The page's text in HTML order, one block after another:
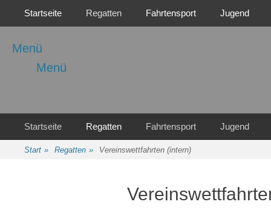
Menü
1921 e.V.
Regattasport und Wasserwandern - Freizeit mit der ganzen Familie
Menü
Primäres Menü
Startseite Regatten Fahrtensport Jugend
Sekundäres Menü
springen
Startseite Regatten Fahrtensport Jugend
Start » Regatten » Vereinswettfahrten (intern)